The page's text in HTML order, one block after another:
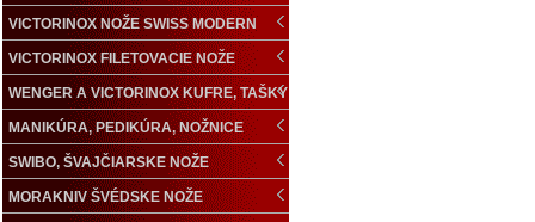
VICTORINOX NOŽE SWISS MODERN
VICTORINOX FILETOVACIE NOŽE
WENGER A VICTORINOX KUFRE, TAŠKY
MANIKÚRA, PEDIKÚRA, NOŽNICE
SWIBO, ŠVAJČIARSKE NOŽE
MORAKNIV ŠVÉDSKE NOŽE